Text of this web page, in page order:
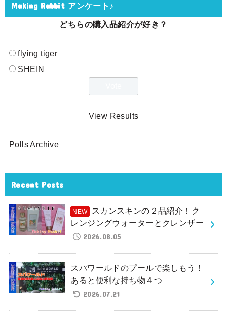
Making Rabbit アンケート♪
どちらの購入品紹介が好き？
flying tiger
SHEIN
View Results
Polls Archive
Recent Posts
スカンスキンの２品紹介！ク
レンジングウォーターとクレンザー
2026.08.05
スパワールドのプールで楽しもう！
あると便利な持ち物４つ
2026.07.21